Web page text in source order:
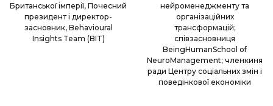
Британської імперії, Почесний
президент і директор-
засновник, Behavioural
Insights Team (BIT)
нейроменеджменту та
організаційних
трансформацій;
співзасновниця
BeingHumanSchool of
NeuroManagement; членкиня
ради Центру соціальних змін і
поведінкової економіки